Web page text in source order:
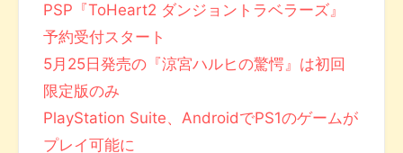
PSP『ToHeart2 ダンジョントラベラーズ』
予約受付スタート
5月25日発売の『涼宮ハルヒの驚愕』は初回
限定版のみ
PlayStation Suite、AndroidでPS1のゲームが
プレイ可能に